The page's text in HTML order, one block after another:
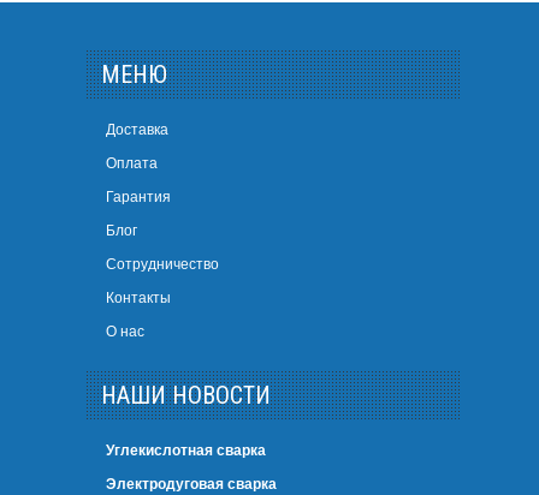
МЕНЮ
Доставка
Оплата
Гарантия
Блог
Сотрудничество
Контакты
О нас
НАШИ НОВОСТИ
Углекислотная сварка
Электродуговая сварка